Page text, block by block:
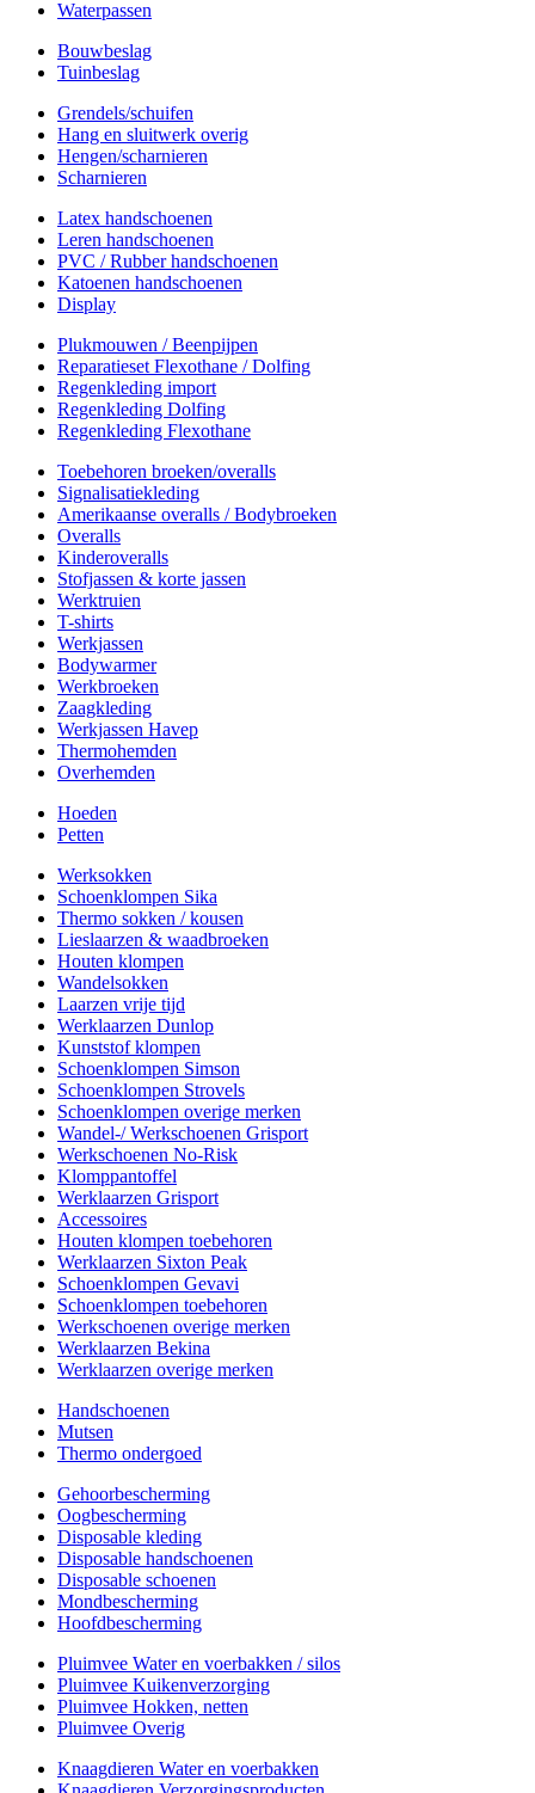
Waterpassen
Bouwbeslag
Tuinbeslag
Grendels/schuifen
Hang en sluitwerk overig
Hengen/scharnieren
Scharnieren
Latex handschoenen
Leren handschoenen
PVC / Rubber handschoenen
Katoenen handschoenen
Display
Plukmouwen / Beenpijpen
Reparatieset Flexothane / Dolfing
Regenkleding import
Regenkleding Dolfing
Regenkleding Flexothane
Toebehoren broeken/overalls
Signalisatiekleding
Amerikaanse overalls / Bodybroeken
Overalls
Kinderoveralls
Stofjassen & korte jassen
Werktruien
T-shirts
Werkjassen
Bodywarmer
Werkbroeken
Zaagkleding
Werkjassen Havep
Thermohemden
Overhemden
Hoeden
Petten
Werksokken
Schoenklompen Sika
Thermo sokken / kousen
Lieslaarzen & waadbroeken
Houten klompen
Wandelsokken
Laarzen vrije tijd
Werklaarzen Dunlop
Kunststof klompen
Schoenklompen Simson
Schoenklompen Strovels
Schoenklompen overige merken
Wandel-/ Werkschoenen Grisport
Werkschoenen No-Risk
Klomppantoffel
Werklaarzen Grisport
Accessoires
Houten klompen toebehoren
Werklaarzen Sixton Peak
Schoenklompen Gevavi
Schoenklompen toebehoren
Werkschoenen overige merken
Werklaarzen Bekina
Werklaarzen overige merken
Handschoenen
Mutsen
Thermo ondergoed
Gehoorbescherming
Oogbescherming
Disposable kleding
Disposable handschoenen
Disposable schoenen
Mondbescherming
Hoofdbescherming
Pluimvee Water en voerbakken / silos
Pluimvee Kuikenverzorging
Pluimvee Hokken, netten
Pluimvee Overig
Knaagdieren Water en voerbakken